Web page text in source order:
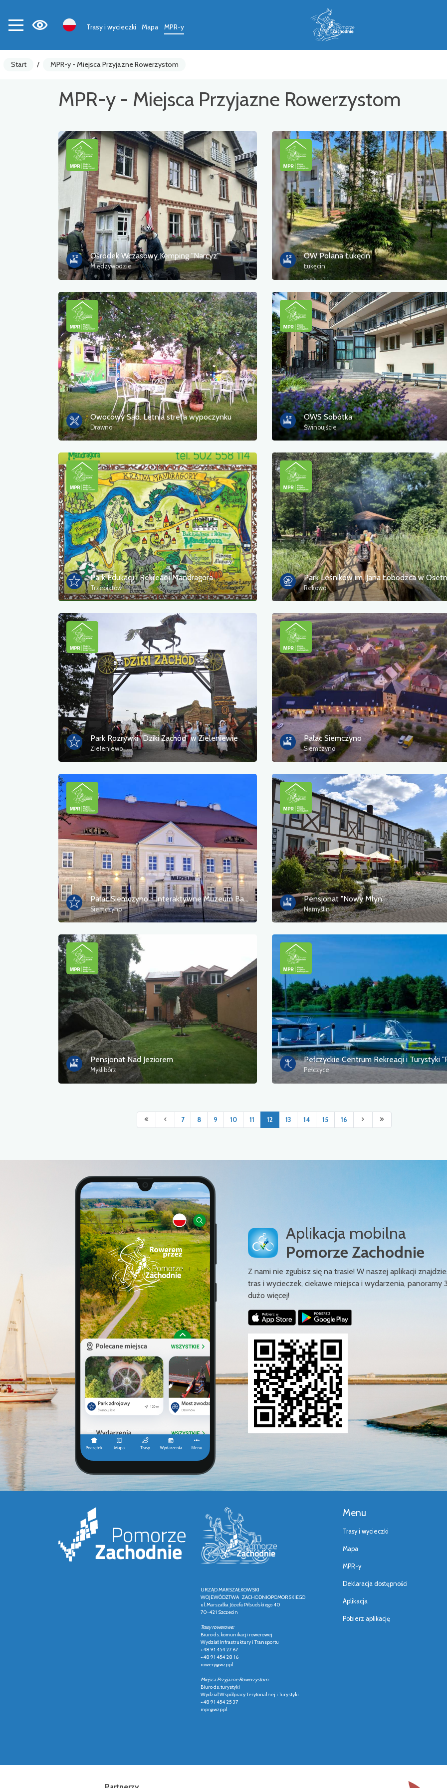
Trasy i wycieczki Mapa MPR-y
Start / MPR-y - Miejsca Przyjazne Rowerzystom
MPR-y - Miejsca Przyjazne Rowerzystom
Ośrodek Wczasowy Kemping "Narcyz"
Międzywodzie
OW Polana Łukęcin
Łukęcin
Owocowy Sad. Letnia strefa wypoczynku
Drawno
OWS Sobótka
Świnoujście
Park Edukacji i Rekreacji Mandragora
Trzebiatów
Park Leśników im. Jana Łobodźca w
Rekowo
Park Rozrywki "Dziki Zachód" w Zieleniewie
Zieleniewo
Pałac Siemczyno
Siemczyno
Pałac Siemczyno - Interaktywne Muzeum Baroku - Uniwersalium Rzemiosł Różnych
Siemczyno
Pensjonat "Nowy Młyn"
Namyślin
Pensjonat Nad Jeziorem
Myślibórz Pełczyce
7 8 9 10 11 12 13 14 15 16
Aplikacja mobilna
Pomorze Zachodnie
Z nami nie zgubisz się na trasie! W naszej aplikacji
tras i wycieczek, ciekawe miejsca i wydarzenia, panoramy
dużo więcej!
URZĄD MARSZAŁKOWSKI
WOJEWÓDZTWA ZACHODNIOPOMORSKIEGO
ul. Marszałka Józefa Piłsudskiego 40
70-421 Szczecin
Trasy rowerowe:
Biuro ds. komunikacji rowerowej
Wydział Infrastruktury i Transportu
+48 91 454 27 67
+48 91 454 28 16
rowery@wzp.pl
Miejsca Przyjazne Rowerzystom:
Biuro ds. turystyki
Wydział Współpracy Terytorialnej i Turystyki
+48 91 454 25 37
mpr@wzp.pl
Menu
Trasy i wycieczki
Mapa
MPR-y
Deklaracja dostępności
Aplikacja
Pobierz aplikację